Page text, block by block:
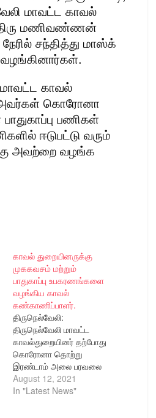
மாவட்ட காவல்
மணிவண்ணன்
சந்தித்து மாஸ்க்
மாவட்ட காவல்
கொரோனா
பணிகள்
ஈடுபட்டு வரும்
அவற்றை வழங்க
காவல் துறையினருக்கு
முககவசம் மற்றும்
பாதுகாப்பு உபகரணங்களை
வழங்கிய காவல்
கண்காணிப்பாளர்.
திருநெல்வேலி:
திருநெல்வேலி மாவட்ட
காவல்துறையினர் தற்போது
கொரோனா தொற்று
இரண்டாம் அலை பரவலை
தடுக்க பல்வேறு பாதுகாப்பு
பணியிலும் ரோந்து
August 12, 2021
In "Latest News"